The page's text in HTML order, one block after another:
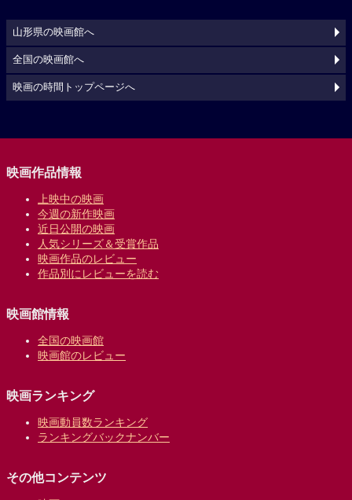
山形県の映画館へ
全国の映画館へ
映画の時間トップページへ
映画作品情報
上映中の映画
今週の新作映画
近日公開の映画
人気シリーズ＆受賞作品
映画作品のレビュー
作品別にレビューを読む
映画館情報
全国の映画館
映画館のレビュー
映画ランキング
映画動員数ランキング
ランキングバックナンバー
その他コンテンツ